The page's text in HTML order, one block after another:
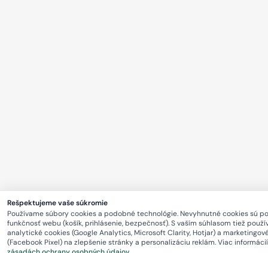
Rešpektujeme vaše súkromie
Používame súbory cookies a podobné technológie. Nevyhnutné cookies sú
funkčnosť webu (košík, prihlásenie, bezpečnosť). S vaším súhlasom tiež
analytické cookies (Google Analytics, Microsoft Clarity, Hotjar) a
(Facebook Pixel) na zlepšenie stránky a personalizáciu reklám. Viac